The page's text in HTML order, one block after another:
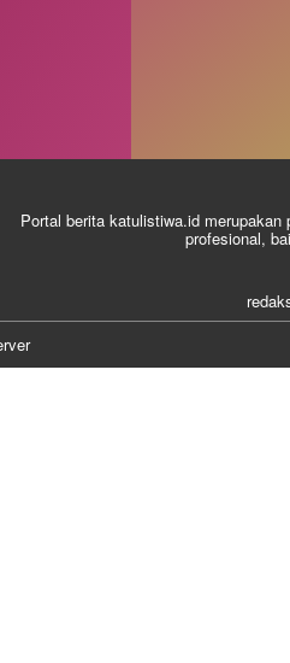
Portal berita katulistiwa.id
profesional,